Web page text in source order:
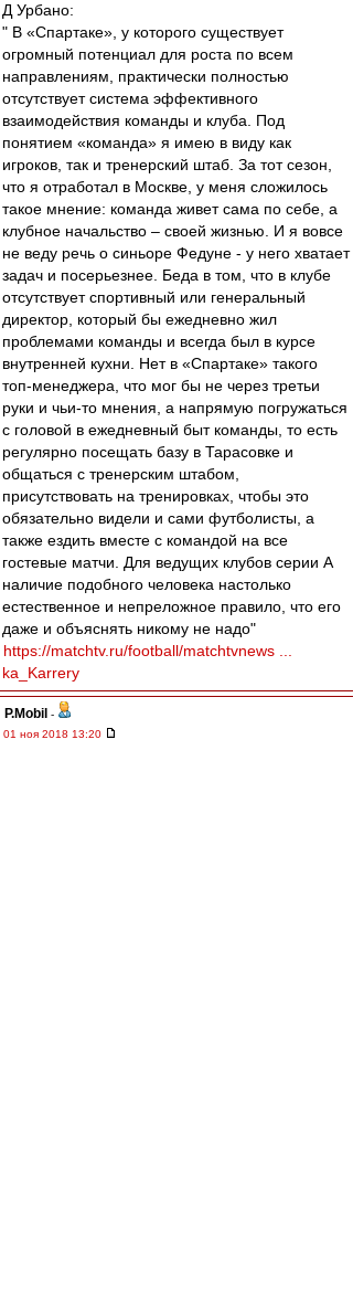
Д Урбано:
" В «Спартаке», у которого существует
огромный потенциал для роста по всем
направлениям, практически полностью
отсутствует система эффективного
взаимодействия команды и клуба. Под
понятием «команда» я имею в виду как
игроков, так и тренерский штаб. За тот сезон,
что я отработал в Москве, у меня сложилось
такое мнение: команда живет сама по себе, а
клубное начальство – своей жизнью. И я вовсе
не веду речь о синьоре Федуне - у него хватает
задач и посерьезнее. Беда в том, что в клубе
отсутствует спортивный или генеральный
директор, который бы ежедневно жил
проблемами команды и всегда был в курсе
внутренней кухни. Нет в «Спартаке» такого
топ-менеджера, что мог бы не через третьи
руки и чьи-то мнения, а напрямую погружаться
с головой в ежедневный быт команды, то есть
регулярно посещать базу в Тарасовке и
общаться с тренерским штабом,
присутствовать на тренировках, чтобы это
обязательно видели и сами футболисты, а
также ездить вместе с командой на все
гостевые матчи. Для ведущих клубов серии А
наличие подобного человека настолько
естественное и непреложное правило, что его
даже и объяснять никому не надо"
https://matchtv.ru/football/matchtvnews ...
ka_Karrery
P.Mobil -
01 ноя 2018 13:20